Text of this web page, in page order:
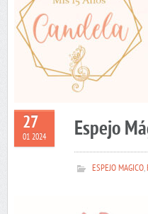
27
01 2024 Espejo
ESPEJO MAGICO,